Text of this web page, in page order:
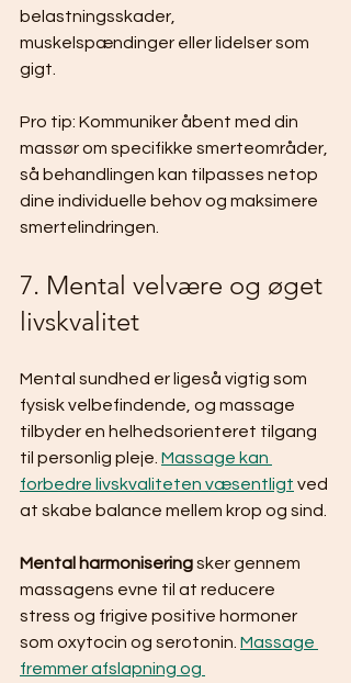
belastningsskader,
muskelspændinger eller lidelser som
gigt.
Pro tip: Kommuniker åbent med din
massør om specifikke smerteområder,
så behandlingen kan tilpasses netop
dine individuelle behov og maksimere
smertelindringen.
7. Mental velvære og øget
livskvalitet
Mental sundhed er ligeså vigtig som
fysisk velbefindende, og massage
tilbyder en helhedsorienteret tilgang
til personlig pleje. Massage kan
forbedre livskvaliteten væsentligt ved
at skabe balance mellem krop og sind.
Mental harmonisering sker gennem
massagens evne til at reducere
stress og frigive positive hormoner
som oxytocin og serotonin. Massage
fremmer afslapning og